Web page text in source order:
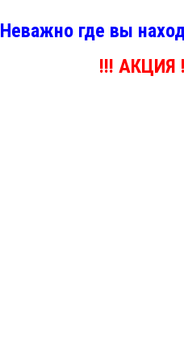
Неважно где вы
!!! АКЦИЯ